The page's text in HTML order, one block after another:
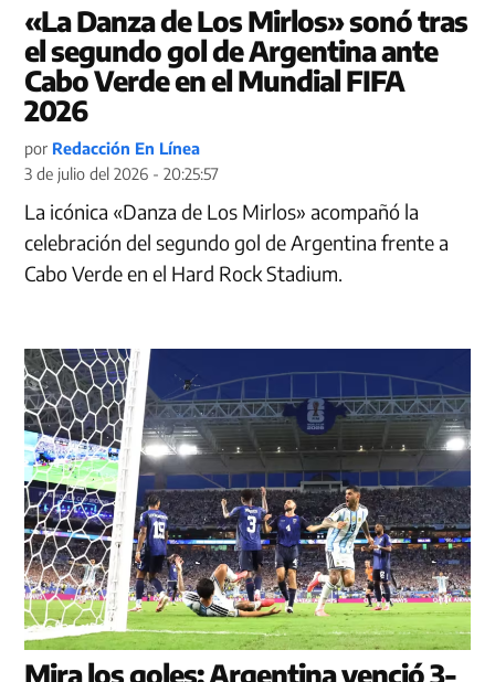
«La Danza de Los Mirlos» sonó tras
el segundo gol de Argentina ante
Cabo Verde en el Mundial FIFA
2026
por Redacción En Línea
3 de julio del 2026 - 20:25:57
La icónica «Danza de Los Mirlos» acompañó la
celebración del segundo gol de Argentina frente a
Cabo Verde en el Hard Rock Stadium.
Mira los goles: Argentina venció 3-